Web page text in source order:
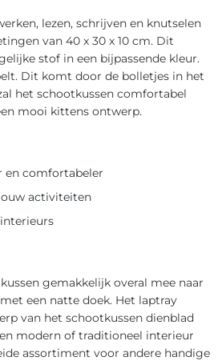
lezen, schrijven en knutselen
van 40 x 30 x 10 cm. Dit
stof in een bijpassende kleur.
Dit komt door de bolletjes in het
het schootkussen comfortabel
mooi kittens ontwerp.
en comfortabeler
activiteiten
gemakkelijk overal mee naar
een natte doek. Het laptray
van het schootkussen dienblad
modern of traditioneel interieur
assortiment voor andere handige